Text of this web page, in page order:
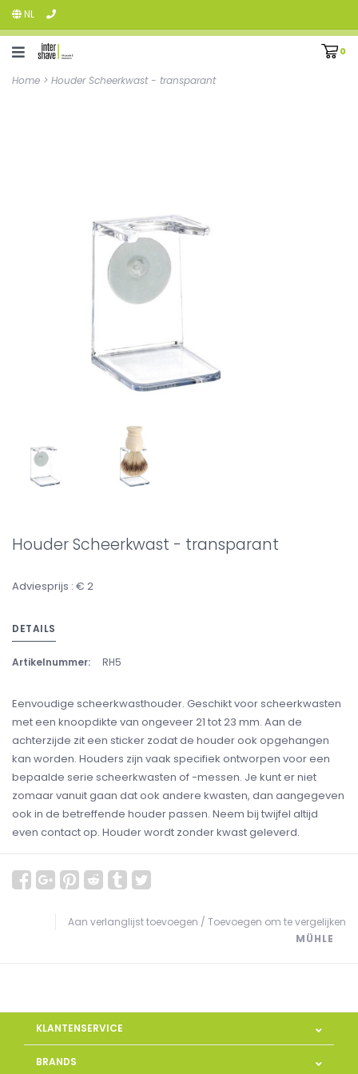
NL
0
Home > Houder Scheerkwast - transparant
Houder Scheerkwast - transparant
Adviesprijs : € 2
DETAILS
Artikelnummer: RH5
Eenvoudige scheerkwasthouder. Geschikt voor scheerkwasten
met een knoopdikte van ongeveer 21 tot 23 mm. Aan de
achterzijde zit een sticker zodat de houder ook opgehangen
kan worden. Houders zijn vaak specifiek ontworpen voor een
bepaalde serie scheerkwasten of -messen. Je kunt er niet
zomaar vanuit gaan dat ook andere kwasten, dan aangegeven
ook in de betreffende houder passen. Neem bij twijfel altijd
even contact op. Houder wordt zonder kwast geleverd.
Aan verlanglijst toevoegen / Toevoegen om te vergelijken
MÜHLE
KLANTENSERVICE
BRANDS